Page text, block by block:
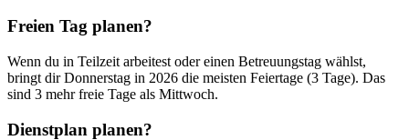
Freien Tag planen?
Wenn du in Teilzeit arbeitest oder einen Betreuungstag wählst,
bringt dir Donnerstag in 2026 die meisten Feiertage (3 Tage). Das
sind 3 mehr freie Tage als Mittwoch.
Dienstplan planen?